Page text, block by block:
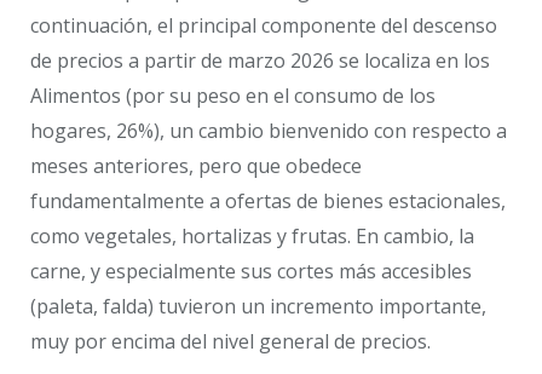
continuación, el principal componente del descenso
de precios a partir de marzo 2026 se localiza en los
Alimentos (por su peso en el consumo de los
hogares, 26%), un cambio bienvenido con respecto a
meses anteriores, pero que obedece
fundamentalmente a ofertas de bienes estacionales,
como vegetales, hortalizas y frutas. En cambio, la
carne, y especialmente sus cortes más accesibles
(paleta, falda) tuvieron un incremento importante,
muy por encima del nivel general de precios.